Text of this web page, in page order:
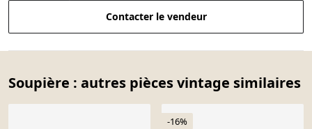
Contacter le vendeur
Soupière : autres pièces vintage similaires
-16%